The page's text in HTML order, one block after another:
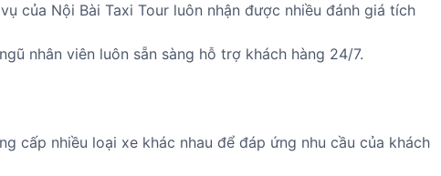
của Nội Bài Taxi Tour luôn nhận được nhiều đánh giá tích
nhân viên luôn sẵn sàng hỗ trợ khách hàng 24/7.
cấp nhiều loại xe khác nhau để đáp ứng nhu cầu của khách